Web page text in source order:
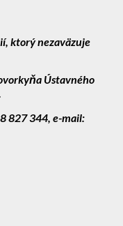
ktorý nezaväzuje
Ústavného
827 344, e-mail: